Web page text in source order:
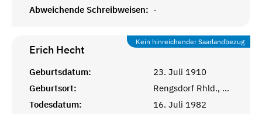
Abweichende Schreibweisen: -
Kein hinreichender Saarlandbezug
Erich Hecht
Geburtsdatum:
23. Juli 1910
Geburtsort:
Rengsdorf Rhld., Neuwied
Todesdatum:
16. Juli 1982